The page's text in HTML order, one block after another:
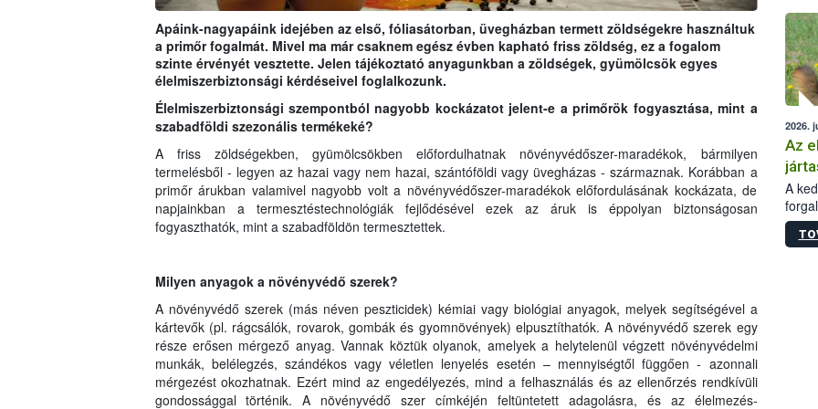
Apáink-nagyapáink idejében az első, fóliasátorban, üvegházban termett zöldségekre használtuk
a primőr fogalmát. Mivel ma már csaknem egész évben kapható friss zöldség, ez a fogalom
szinte érvényét vesztette. Jelen tájékoztató anyagunkban a zöldségek, gyümölcsök egyes
élelmiszerbiztonsági kérdéseivel foglalkozunk.
Élelmiszerbiztonsági szempontból nagyobb kockázatot jelent-e a primőrök fogyasztása, mint a
szabadföldi szezonális termékeké?
A friss zöldségekben, gyümölcsökben előfordulhatnak növényvédőszer-maradékok, bármilyen
termelésből - legyen az hazai vagy nem hazai, szántóföldi vagy üvegházas - származnak. Korábban a
primőr árukban valamivel nagyobb volt a növényvédőszer-maradékok előfordulásának kockázata, de
napjainkban a termesztéstechnológiák fejlődésével ezek az áruk is éppolyan biztonságosan
fogyaszthatók, mint a szabadföldön termesztettek.
Milyen anyagok a növényvédő szerek?
A növényvédő szerek (más néven peszticidek) kémiai vagy biológiai anyagok, melyek segítségével a
kártevők (pl. rágcsálók, rovarok, gombák és gyomnövények) elpusztíthatók. A növényvédő szerek egy
része erősen mérgező anyag. Vannak köztük olyanok, amelyek a helytelenül végzett növényvédelmi
munkák, belélegzés, szándékos vagy véletlen lenyelés esetén – mennyiségtől függően - azonnali
mérgezést okozhatnak. Ezért mind az engedélyezés, mind a felhasználás és az ellenőrzés rendkívüli
gondossággal történik. A növényvédő szer címkéjén feltüntetett adagolásra, és az élelmezés-
2026.
Az
A